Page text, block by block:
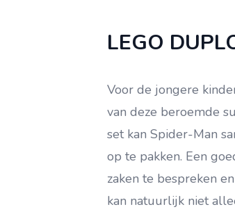
LEGO
Voor de jongere
van deze beroemde
set kan Spider-Man
op te pakken. Een
zaken te bespreken
kan natuurlijk niet